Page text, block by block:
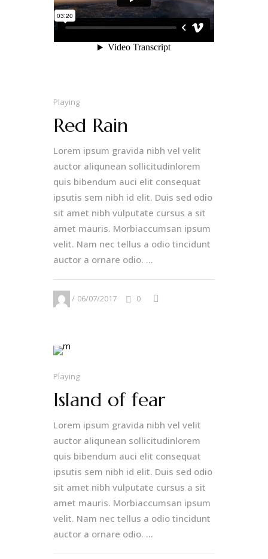
Playing
Red Rain
Lorem ipsum gravida nibh vel velit
auctor aliqunean sollicitudinlorem
quis bibendum auci elit consequat
ipsutis sem nibh id elit. Duis sed odio
sit amet nibh vulputate cursus a sit
amet mauris. Morbiaccumsan ipsum
velit. Nam nec tellus a odio tincidunt
auctor a ornare odio. ...
06/07/2017 0
Playing
Island of fear
Lorem ipsum gravida nibh vel velit
auctor aliqunean sollicitudinlorem
quis bibendum auci elit consequat
ipsutis sem nibh id elit. Duis sed odio
sit amet nibh vulputate cursus a sit
amet mauris. Morbiaccumsan ipsum
velit. Nam nec tellus a odio tincidunt
auctor a ornare odio. ...
© 2023 by Erigo Studios LLC. All rights
reserved.